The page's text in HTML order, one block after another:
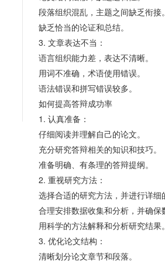
段落组织混乱，主题之间缺乏衔接。
缺乏恰当的论证和总结。
3. 文章表达不当：
语言组织能力差，表达不清晰。
用词不准确，术语使用错误。
语法错误和拼写错误较多。
如何提高答辩成功率
1. 认真准备：
仔细阅读并理解自己的论文。
充分研究答辩相关的知识和技巧。
准备明确、有条理的答辩提纲。
2. 重视研究方法：
选择合适的研究方法，并进行详细
合理安排数据收集和分析，并确保
用科学的方法解释和分析研究结果。
3. 优化论文结构：
清晰划分论文章节和段落。